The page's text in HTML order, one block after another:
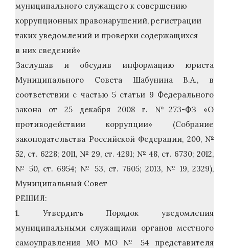
муниципального служащего к совершению
коррупционных правонарушений, регистрации
таких уведомлений и проверки содержащихся
в них сведений»
Заслушав и обсудив информацию юриста
Муниципального Совета Шабунина В.А., в
соответствии с частью 5 статьи 9 Федерального
закона от 25 декабря 2008 г. №273-ФЗ «О
противодействии коррупции» (Собрание
законодательства Российской Федерации, 200, №
52, ст. 6228; 2011, № 29, ст. 4291; № 48, ст. 6730; 2012,
№ 50, ст. 6954; № 53, ст. 7605; 2013, № 19, 2329),
Муниципальный Совет
РЕШИЛ:
1. Утвердить Порядок уведомления
муниципальными служащими органов местного
самоуправления МО МО № 54 представителя